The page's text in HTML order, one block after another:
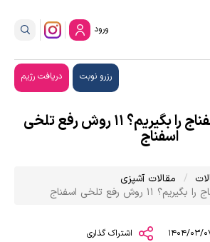
ورود
رزرو نوبت دریافت رژیم
چگونه تلخی اسفناج را بگیریم؟ 11 روش رفع تلخی
اسفناج
مقالات آشپزی
روش رفع تلخی اسفناج
اشتراک گذاری